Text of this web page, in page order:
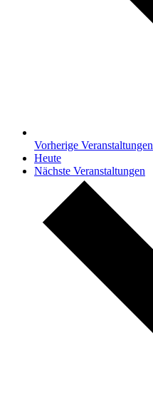
Vorherige Veranstaltungen
Heute
Nächste Veranstaltungen